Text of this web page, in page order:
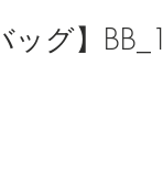
ッグ】BB_1